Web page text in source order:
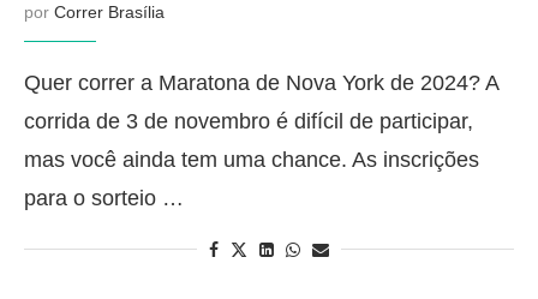
por Correr Brasília
Quer correr a Maratona de Nova York de 2024? A
corrida de 3 de novembro é difícil de participar,
mas você ainda tem uma chance. As inscrições
para o sorteio …